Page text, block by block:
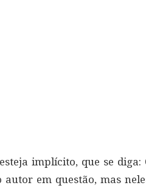
implícito, que se diga:
em questão, mas